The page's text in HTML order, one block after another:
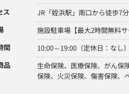
ス
JR「姪浜駅」南口から徒歩7分
施設駐車場【最大2時間無料サ
間
10:00～19:00（定休日：なし）
品
生命保険、医療保険、がん保
保険、火災保険、傷害保険